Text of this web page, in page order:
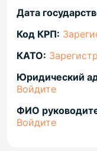
Дата
Код КРП:
КАТО:
Юридический
Войдите
ФИО
Войдите